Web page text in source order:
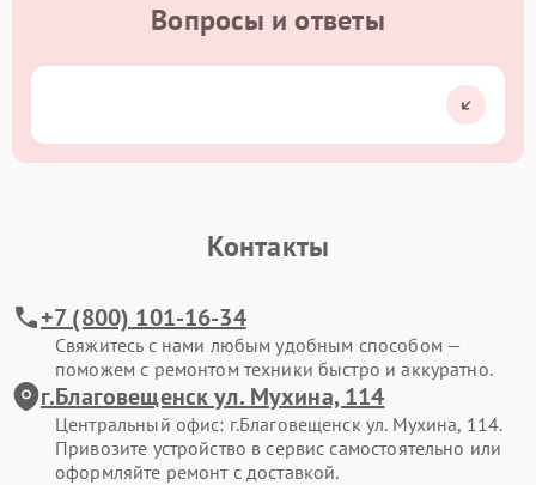
Вопросы и ответы
Контакты
+7 (800) 101-16-34
Свяжитесь с нами любым удобным способом —
поможем с ремонтом техники быстро и аккуратно.
г.Благовещенск ул. Мухина, 114
Центральный офис: г.Благовещенск ул. Мухина, 114.
Привозите устройство в сервис самостоятельно или
оформляйте ремонт с доставкой.